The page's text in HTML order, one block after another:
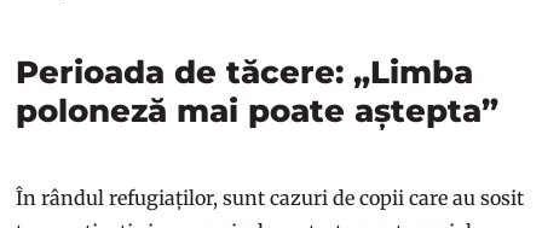
Perioada de tăcere: „Limba
poloneză mai poate aștepta”
În rândul refugiaților, sunt cazuri de copii care au sosit